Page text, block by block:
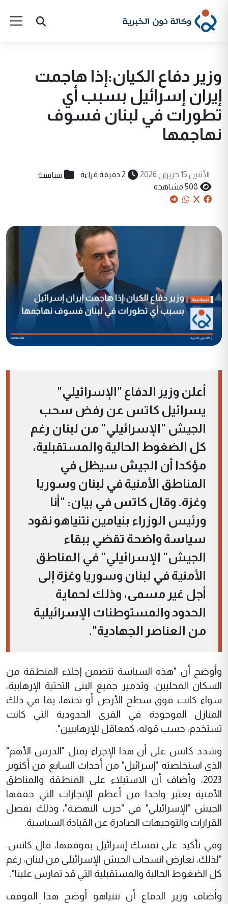
وزير دفاع الكيان:إذا هاجمت
إيران إسرائيل بسبب أي
تطورات في لبنان فسوف
نهاجمها
الأثنين 15 حزيران 2026 2 دقيقة قراءة سياسية
508 مشاهدة
أعلن وزير الدفاع "الإسرائيلي"
يسرائيل كاتس عن رفض سحب
الجيش "الإسرائيلي" من لبنان رغم
كل الضغوط الحالية والمستقبلية،
مؤكدا أن الجيش سيظل في
المناطق الأمنية في لبنان وسوريا
وغزة. وقال كاتس في بيان: "أنا
ورئيس الوزراء بنيامين نتنياهو نقود
سياسة واضحة تقضي ببقاء
الجيش" الإسرائيلي" في المناطق
الأمنية في لبنان وسوريا وغزة إلى
أجل غير مسمى، وذلك لحماية
الحدود والمستوطنات الإسرائيلية
من العناصر الجهادية".
وأوضح أن "هذه السياسة تتضمن إخلاء المنطقة من
السكان المحليين، وتدمير جميع البنى التحتية الإرهابية،
سواء كانت فوق سطح الأرض أو تحتها، بما في ذلك
المنازل الموجودة في القرى الحدودية التي كانت
تستخدم، حسب قوله، كمعاقل للإرهابيين".
وشدد كاتس على أن هذا الإجراء يمثل "الدرس الأهم"
الذي استخلصته "إسرائيل" من أحداث السابع من أكتوبر
2023، وأضاف أن الاستيلاء على المنطقة والمناطق
الأمنية يعتبر واحدا من أعظم الإنجازات التي حققها
الجيش "الإسرائيلي" في "حرب النهضة"، وذلك بفضل
القرارات والتوجيهات الصادرة عن القيادة السياسية.
وفي تأكيد على تمسك إسرائيل بموقفها، قال كاتس:
"لذلك، نعارض انسحاب الجيش الإسرائيلي من لبنان، رغم
كل الضغوط الحالية والمستقبلية التي قد تمارس علينا".
وأضاف وزير الدفاع أن نتنياهو أوضح هذا الموقف